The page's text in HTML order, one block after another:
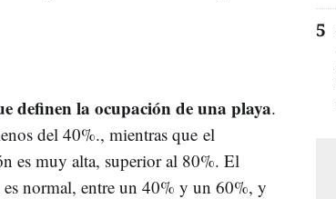
definen la ocupación de una playa.
del 40%., mientras que el
es muy alta, superior al 80%. El
normal, entre un 40% y un 60%, y